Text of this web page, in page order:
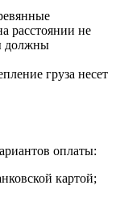
расстоянии не
должны
груза несет
оплаты:
картой;